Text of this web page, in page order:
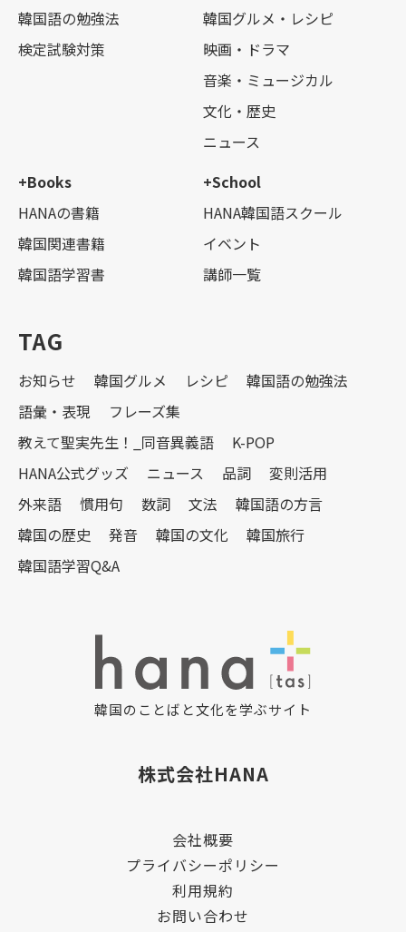
韓国語の勉強法
検定試験対策
韓国グルメ・レシピ
映画・ドラマ
音楽・ミュージカル
文化・歴史
ニュース
+Books
HANAの書籍
韓国関連書籍
韓国語学習書
+School
HANA韓国語スクール
イベント
講師一覧
TAG
お知らせ 韓国グルメ レシピ
韓国語の勉強法
語彙・表現
フレーズ集
教えて聖実先生！_同音異義語
K-POP
HANA公式グッズ
ニュース 品詞
変則活用
外来語
慣用句 数詞 文法
韓国語の方言
韓国の歴史
発音 韓国の文化
韓国旅行
韓国語学習Q&A
韓国のことばと文化を学ぶサイト
株式会社HANA
会社概要
プライバシーポリシー
利用規約
お問い合わせ